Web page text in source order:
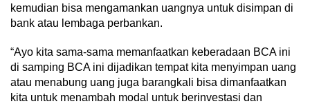
kemudian bisa mengamankan uangnya untuk disimpan di
bank atau lembaga perbankan.
“Ayo kita sama-sama memanfaatkan keberadaan BCA ini
di samping BCA ini dijadikan tempat kita menyimpan uang
atau menabung uang juga barangkali bisa dimanfaatkan
kita untuk menambah modal untuk berinvestasi dan